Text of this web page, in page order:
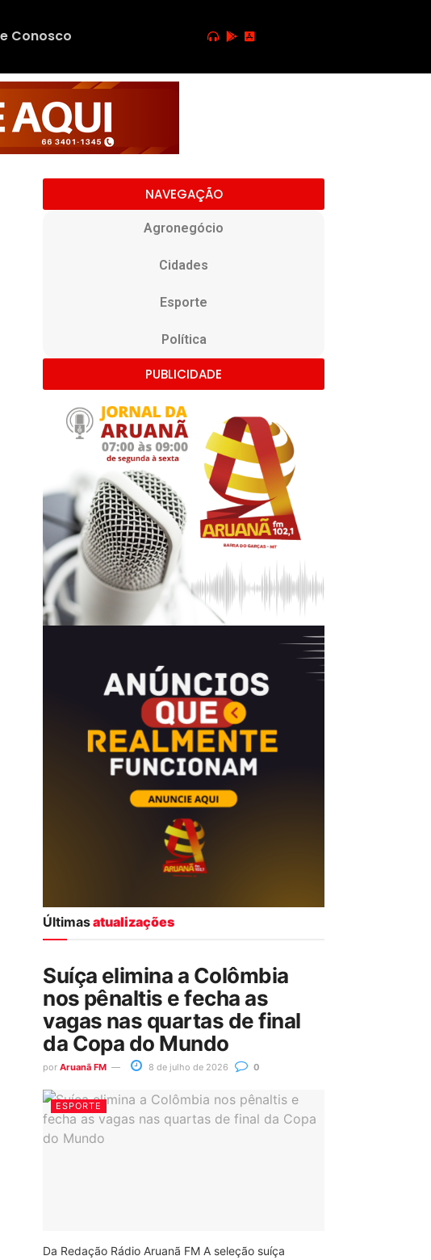
Conosco
NAVEGAÇÃO
Agronegócio
Cidades
Esporte
Política
PUBLICIDADE
Últimasatualizações
Suíça elimina a Colômbia
nos pênaltis e fecha as
vagas nas quartas de final
da Copa do Mundo
por Aruanã FM 8 de julho de 2026 0
ESPORTE
Da Redação Rádio Aruanã FM A seleção suíça